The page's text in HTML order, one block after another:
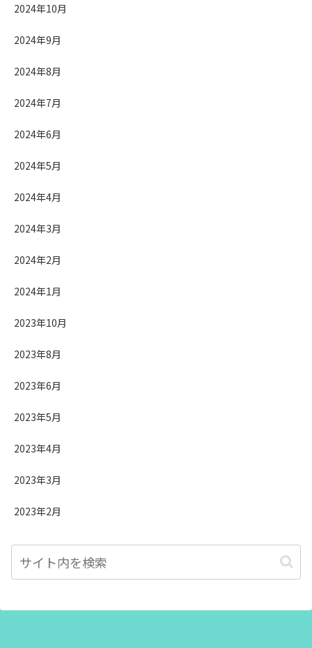
2024年10月
2024年9月
2024年8月
2024年7月
2024年6月
2024年5月
2024年4月
2024年3月
2024年2月
2024年1月
2023年10月
2023年8月
2023年6月
2023年5月
2023年4月
2023年3月
2023年2月